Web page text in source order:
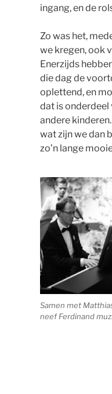
ingang, en de
Zo was het,
we kregen, ook
Enerzijds
die dag de
oplettend, en
dat is onderdeel
andere
wat zijn we dan
zo’n lange
Samen met
neef Ferdinand